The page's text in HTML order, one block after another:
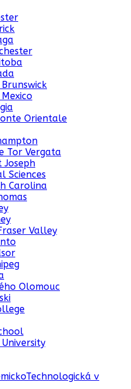
Orientale
Tor Vergata
Joseph
Sciences
Carolina
Valley
Olomouc
v